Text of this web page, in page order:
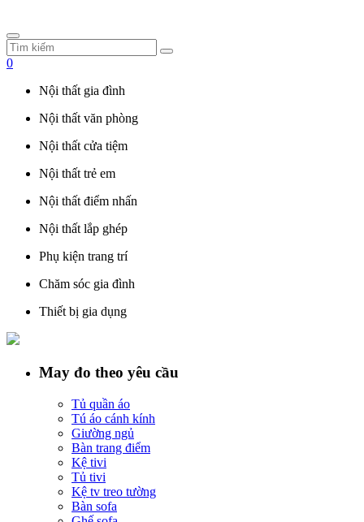
0
Nội thất gia đình
Nội thất văn phòng
Nội thất cửa tiệm
Nội thất trẻ em
Nội thất điểm nhấn
Nội thất lắp ghép
Phụ kiện trang trí
Chăm sóc gia đình
Thiết bị gia dụng
May đo theo yêu cầu
Tủ quần áo
Tú áo cánh kính
Giường ngủ
Bàn trang điểm
Kệ tivi
Tủ tivi
Kệ tv treo tường
Bàn sofa